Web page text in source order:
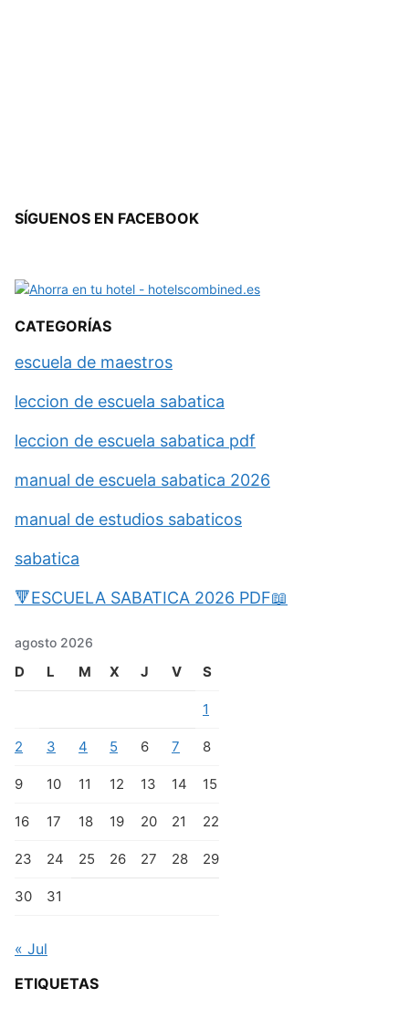
SÍGUENOS EN FACEBOOK
CATEGORÍAS
escuela de maestros
leccion de escuela sabatica
leccion de escuela sabatica pdf
manual de escuela sabatica 2026
manual de estudios sabaticos
sabatica
🔻ESCUELA SABATICA 2026 PDF📖
agosto 2026
D L M X J V S
1
2 3 4 5 6 7 8
9 10 11 12 13 14 15
16 17 18 19 20 21 22
23 24 25 26 27 28 29
30 31
« Jul
ETIQUETAS